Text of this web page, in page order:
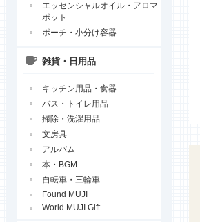
エッセンシャルオイル・アロマ
ポット
ポーチ・小分け容器
雑貨・日用品
キッチン用品・食器
バス・トイレ用品
掃除・洗濯用品
文房具
アルバム
本・BGM
自転車・三輪車
Found MUJI
World MUJI Gift